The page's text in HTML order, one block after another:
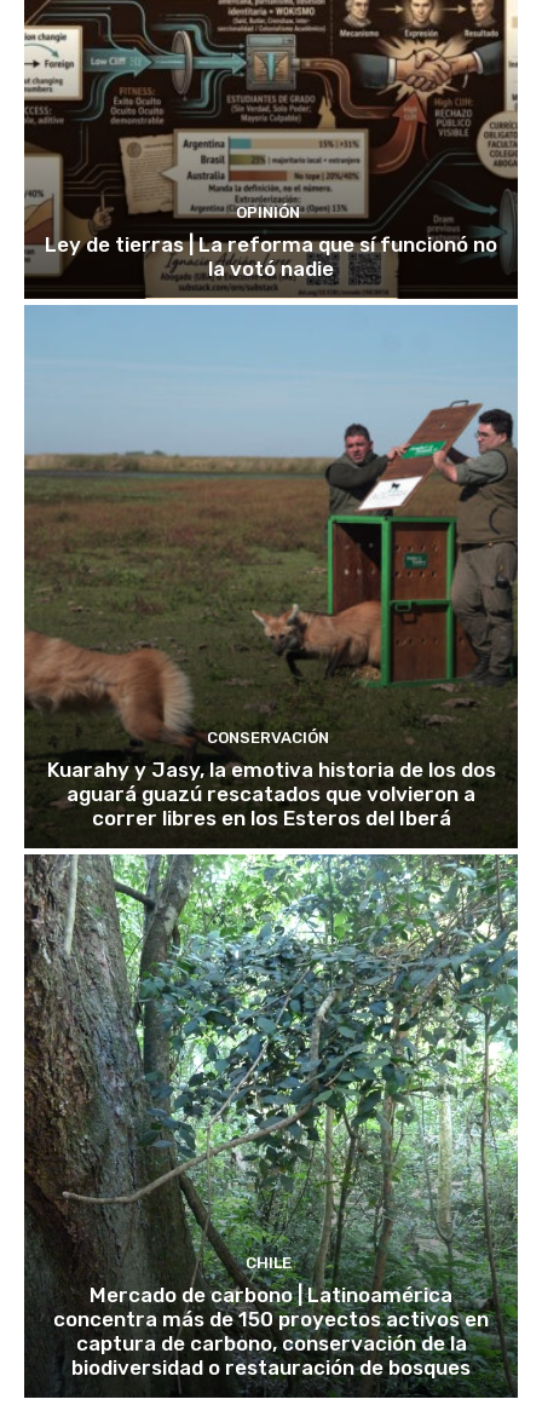
OPINIÓN
Ley de tierras | La reforma que sí funcionó no
la votó nadie
CONSERVACIÓN
Kuarahy y Jasy, la emotiva historia de los dos
aguará guazú rescatados que volvieron a
correr libres en los Esteros del Iberá
CHILE
Mercado de carbono | Latinoamérica
concentra más de 150 proyectos activos en
captura de carbono, conservación de la
biodiversidad o restauración de bosques